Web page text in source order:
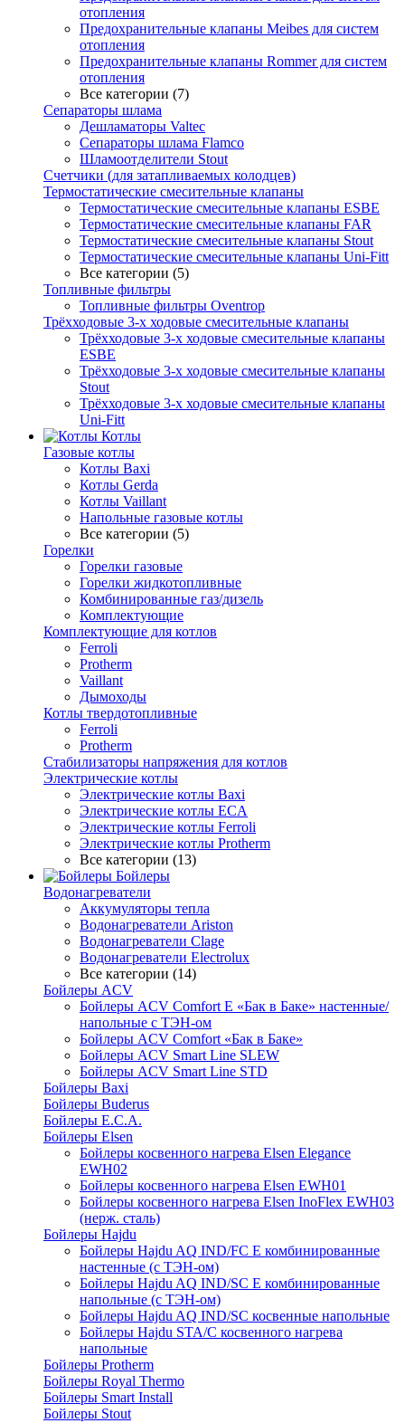
отопления
Предохранительные клапаны Meibes для систем
отопления
Предохранительные клапаны Rommer для систем
отопления
Все категории (7)
Сепараторы шлама
Дешламаторы Valtec
Сепараторы шлама Flamco
Шламоотделители Stout
Счетчики (для затапливаемых колодцев)
Термостатические смесительные клапаны
Термостатические смесительные клапаны ESBE
Термостатические смесительные клапаны FAR
Термостатические смесительные клапаны Stout
Термостатические смесительные клапаны Uni-Fitt
Все категории (5)
Топливные фильтры
Топливные фильтры Oventrop
Трёхходовые 3-х ходовые смесительные клапаны
Трёхходовые 3-х ходовые смесительные клапаны
ESBE
Трёхходовые 3-х ходовые смесительные клапаны
Stout
Трёхходовые 3-х ходовые смесительные клапаны
Uni-Fitt
Котлы
Газовые котлы
Котлы Baxi
Котлы Gerda
Котлы Vaillant
Напольные газовые котлы
Все категории (5)
Горелки
Горелки газовые
Горелки жидкотопливные
Комбинированные газ/дизель
Комплектующие
Комплектующие для котлов
Ferroli
Protherm
Vaillant
Дымоходы
Котлы твердотопливные
Ferroli
Protherm
Стабилизаторы напряжения для котлов
Электрические котлы
Электрические котлы Baxi
Электрические котлы ECA
Электрические котлы Ferroli
Электрические котлы Protherm
Все категории (13)
Бойлеры
Водонагреватели
Аккумуляторы тепла
Водонагреватели Ariston
Водонагреватели Clage
Водонагреватели Electrolux
Все категории (14)
Бойлеры ACV
Бойлеры ACV Comfort E «Бак в Баке» настенные/
напольные c ТЭН-ом
Бойлеры ACV Comfort «Бак в Баке»
Бойлеры ACV Smart Line SLEW
Бойлеры ACV Smart Line STD
Бойлеры Baxi
Бойлеры Buderus
Бойлеры E.C.A.
Бойлеры Elsen
Бойлеры косвенного нагрева Elsen Elegance
EWH02
Бойлеры косвенного нагрева Elsen EWH01
Бойлеры косвенного нагрева Elsen InoFlex EWH03
(нерж. сталь)
Бойлеры Hajdu
Бойлеры Hajdu AQ IND/FC E комбинированные
настенные (с ТЭН-ом)
Бойлеры Hajdu AQ IND/SC E комбинированные
напольные (с ТЭН-ом)
Бойлеры Hajdu AQ IND/SC косвенные напольные
Бойлеры Hajdu STA/C косвенного нагрева
напольные
Бойлеры Protherm
Бойлеры Royal Thermo
Бойлеры Smart Install
Бойлеры Stout